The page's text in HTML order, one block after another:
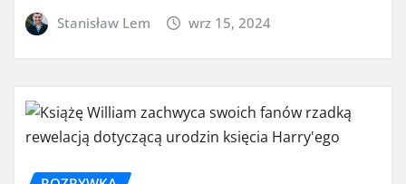
Stanisław Lem wrz 15, 2024